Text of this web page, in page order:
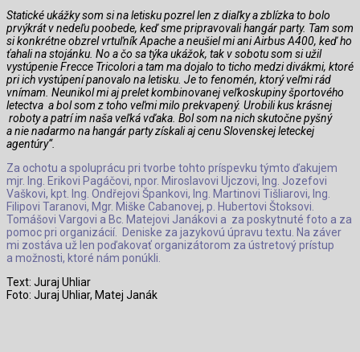
Statické ukážky som si na letisku pozrel len z diaľky a zblízka to bolo
prvýkrát v nedeľu poobede, keď sme pripravovali hangár party. Tam som
si konkrétne obzrel vrtuľník Apache a neušiel mi ani Airbus A400, keď ho
ťahali na stojánku. No a čo sa týka ukážok, tak v sobotu som si užil
vystúpenie Frecce Tricolori a tam ma dojalo to ticho medzi divákmi, ktoré
pri ich vystúpení panovalo na letisku. Je to fenomén, ktorý veľmi rád
vnímam. Neunikol mi aj prelet kombinovanej veľkoskupiny športového
letectva a bol som z toho veľmi milo prekvapený. Urobili kus krásnej
roboty a patrí im naša veľká vďaka. Bol som na nich skutočne pyšný
a nie nadarmo na hangár party získali aj cenu Slovenskej leteckej
agentúry“.
Za ochotu a spoluprácu pri tvorbe tohto príspevku týmto ďakujem
mjr. Ing. Erikovi Pagáčovi, npor. Miroslavovi Ujczovi, Ing. Jozefovi
Vaškovi, kpt. Ing. Ondřejovi Špankovi, Ing. Martinovi Tišliarovi, Ing.
Filipovi Taranovi, Mgr. Miške Cabanovej, p. Hubertovi Štoksovi.
Tomášovi Vargovi a Bc. Matejovi Janákovi a za poskytnuté foto a za
pomoc pri organizácií. Deniske za jazykovú úpravu textu. Na záver
mi zostáva už len poďakovať organizátorom za ústretový prístup
a možnosti, ktoré nám ponúkli.
Text: Juraj Uhliar
Foto: Juraj Uhliar, Matej Janák